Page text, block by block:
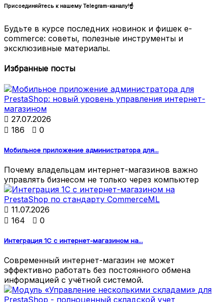
Присоединяйтесь к нашему Telegram-каналу!☝
Будьте в курсе последних новинок и фишек e-
commerce: советы, полезные инструменты и
эксклюзивные материалы.
Избранные посты
 27.07.2026
 186  0
Мобильное приложение администратора для...
Почему владельцам интернет-магазинов важно
управлять бизнесом не только через компьютер
 11.07.2026
 164  0
Интеграция 1С с интернет-магазином на...
Современный интернет-магазин не может
эффективно работать без постоянного обмена
информацией с учётной системой.